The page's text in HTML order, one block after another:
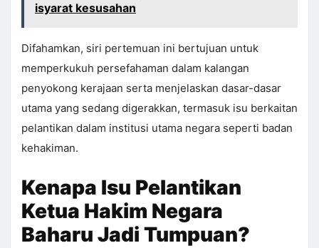
isyarat kesusahan
Difahamkan, siri pertemuan ini bertujuan untuk
memperkukuh persefahaman dalam kalangan
penyokong kerajaan serta menjelaskan dasar-dasar
utama yang sedang digerakkan, termasuk isu berkaitan
pelantikan dalam institusi utama negara seperti badan
kehakiman.
Kenapa Isu Pelantikan
Ketua Hakim Negara
Baharu Jadi Tumpuan?